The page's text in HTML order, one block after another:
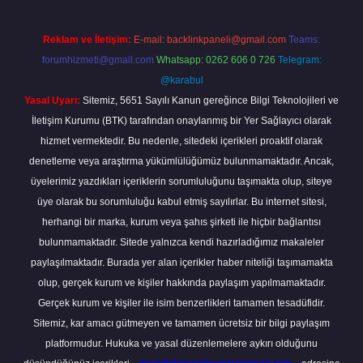
Reklam ve İletişim: E-mail: backlinkpaneli@gmail.com Teams:
forumhizmeti@gmail.com Whatsapp: 0262 606 0 726 Telegram:
@karabul
Yasal Uyarı: Sitemiz, 5651 Sayılı Kanun gereğince Bilgi Teknolojileri ve
İletişim Kurumu (BTK) tarafından onaylanmış bir Yer Sağlayıcı olarak
hizmet vermektedir. Bu nedenle, sitedeki içerikleri proaktif olarak
denetleme veya araştırma yükümlülüğümüz bulunmamaktadır. Ancak,
üyelerimiz yazdıkları içeriklerin sorumluluğunu taşımakta olup, siteye
üye olarak bu sorumluluğu kabul etmiş sayılırlar. Bu internet sitesi,
herhangi bir marka, kurum veya şahıs şirketi ile hiçbir bağlantısı
bulunmamaktadır. Sitede yalnızca kendi hazırladığımız makaleler
paylaşılmaktadır. Burada yer alan içerikler haber niteliği taşımamakta
olup, gerçek kurum ve kişiler hakkında paylaşım yapılmamaktadır.
Gerçek kurum ve kişiler ile isim benzerlikleri tamamen tesadüfidir.
Sitemiz, kar amacı gütmeyen ve tamamen ücretsiz bir bilgi paylaşım
platformudur. Hukuka ve yasal düzenlemelere aykırı olduğunu